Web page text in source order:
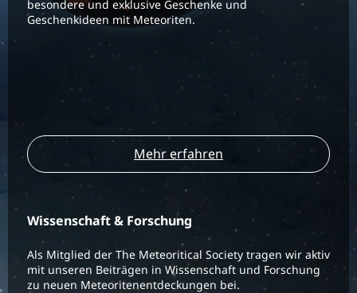
besondere und exklusive Geschenke und
Geschenkideen mit Meteoriten.
Mehr erfahren
Wissenschaft & Forschung
Als Mitglied der The Meteoritical Society tragen wir aktiv
mit unseren Beiträgen in Wissenschaft und Forschung
zu neuen Meteoritenentdeckungen bei.